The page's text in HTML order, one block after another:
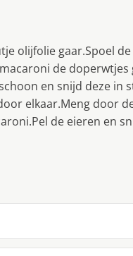
olijfolie gaar.Spoel
de doperwtjes
en snijd deze in
elkaar.Meng door
de eieren en